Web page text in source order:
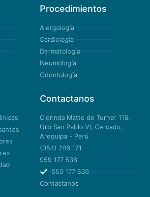
Procedimientos
Alergología
Cardiología
Dermatología
Neumología
Odontología
Contactanos
Clorinda Matto de Turner 116,
Urb San Pablo VI, Cercado,
Arequipa - Perú
(054) 206 171
959 177 536
959 177 508
Contactanos